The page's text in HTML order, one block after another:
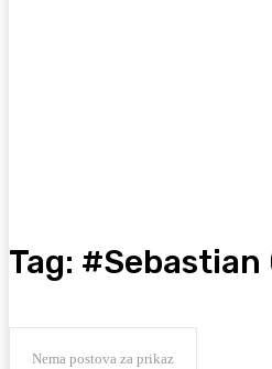
Tag: #Sebastian
Nema postova za prikaz